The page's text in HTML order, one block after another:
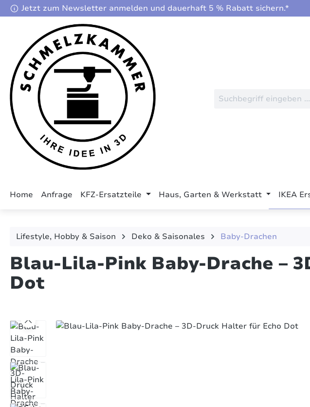
Hauptinhalt springen
Zur Suche springen
Zur Hauptnavigation springen
Jetzt zum Newsletter anmelden und dauerhaft 5 % Rabatt sichern.*
Home Anfrage KFZ-Ersatzteile Haus, Garten & Werkstatt IKEA
Lifestyle, Hobby & Saison Deko & Saisonales Baby-Drachen
Blau-Lila-Pink Baby-Drache –
Dot
Bildergalerie überspringen